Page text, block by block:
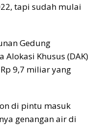
tapi sudah mulai
Gedung
Alokasi Khusus (DAK)
9,7 miliar yang
di pintu masuk
genangan air di